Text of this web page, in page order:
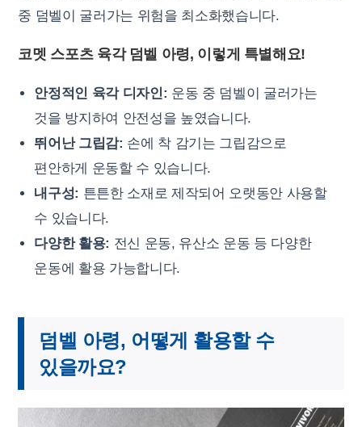
중 덤벨이 굴러가는 위험을 최소화했습니다.
코멧 스포츠 육각 덤벨 아령, 이렇게 특별해요!
안정적인 육각 디자인: 운동 중 덤벨이 굴러가는
것을 방지하여 안전성을 높였습니다.
뛰어난 그립감: 손에 착 감기는 그립감으로
편안하게 운동할 수 있습니다.
내구성: 튼튼한 소재로 제작되어 오랫동안 사용할
수 있습니다.
다양한 활용: 전신 운동, 유산소 운동 등 다양한
운동에 활용 가능합니다.
덤벨 아령, 어떻게 활용할 수
있을까요?